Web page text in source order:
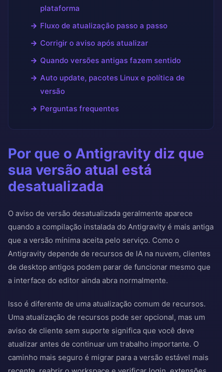
plataforma
Fluxo de atualização passo a passo
Corrigir o aviso após atualizar
Quando versões antigas fazem sentido
Auto update, pacotes Linux e política de
versão
Perguntas frequentes
Por que o Antigravity diz que
sua versão atual está
desatualizada
O aviso de versão desatualizada geralmente aparece
quando a compilação instalada do Antigravity é mais antiga
que a versão mínima aceita pelo serviço. Como o
Antigravity depende de recursos de IA na nuvem, clientes
de desktop antigos podem parar de funcionar mesmo que
a interface do editor ainda abra normalmente.
Isso é diferente de uma atualização comum de recursos.
Uma atualização de recursos pode ser opcional, mas um
aviso de cliente sem suporte significa que você deve
atualizar antes de continuar um trabalho importante. O
caminho mais seguro é migrar para a versão estável mais